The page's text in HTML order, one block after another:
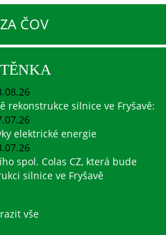
ČOV
rekonstrukce silnice ve Fryšavě:
elektrické energie
spol. Colas CZ, která bude
silnice ve Fryšavě
vše